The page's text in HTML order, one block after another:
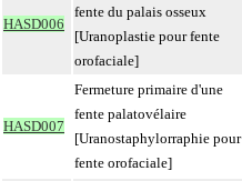
HASD006
fente du palais osseux
[Uranoplastie pour fente
orofaciale]
HASD007
Fermeture primaire d'une
fente palatovélaire
[Uranostaphylorraphie pour
fente orofaciale]